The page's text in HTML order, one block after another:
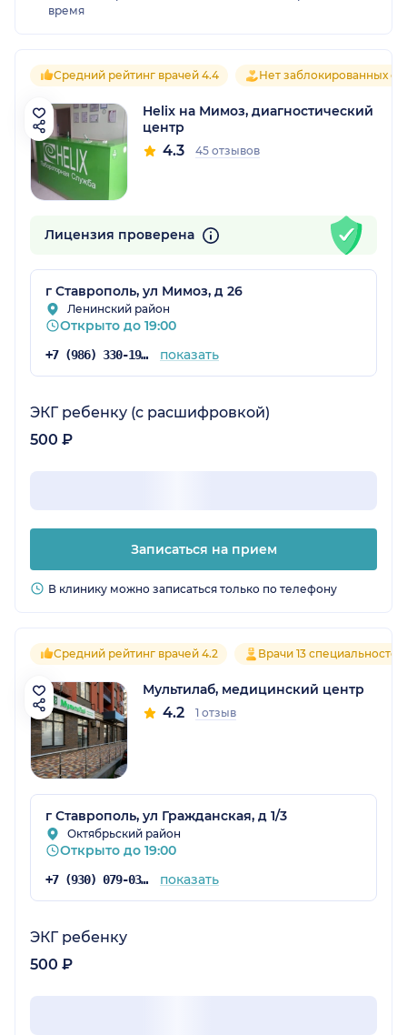
время
Средний рейтинг врачей 4.4 Нет заблокированных
Helix на Мимоз, диагностический
центр
4.3 45 отзывов
Лицензия проверена
г Ставрополь, ул Мимоз, д 26
Ленинский район
Открыто до 19:00
+7 (986) 330-19-68 показать
ЭКГ ребенку (с расшифровкой)
500 ₽
Записаться на прием
В клинику можно записаться только по телефону
Средний рейтинг врачей 4.2 Врачи 13 специальностей
Мультилаб, медицинский центр
4.2 1 отзыв
г Ставрополь, ул Гражданская, д 1/3
Октябрьский район
Открыто до 19:00
+7 (930) 079-03-92 показать
ЭКГ ребенку
500 ₽